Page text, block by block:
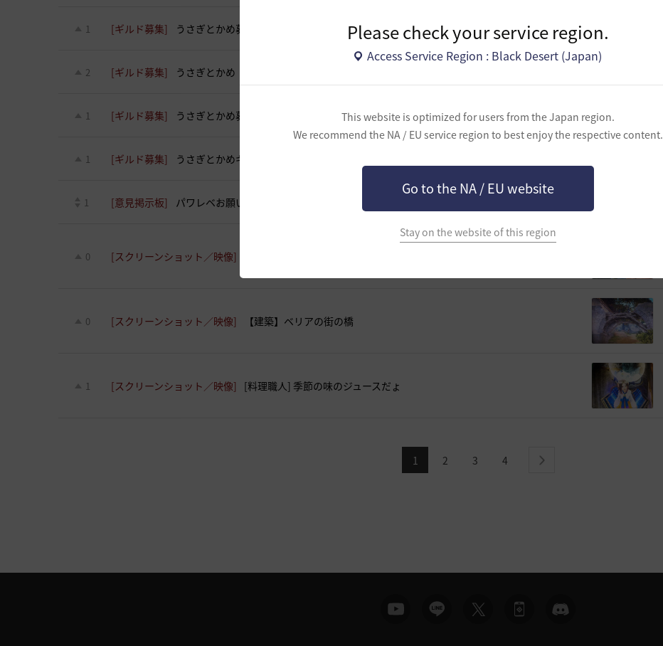
Please check your service region.
Access Service Region : Black Desert (Japan)
This website is optimized for users from the Japan region.
We recommend the NA / EU service region to best enjoy the respective content.
Go to the NA / EU website
Stay on the website of this region
[ギルド募集] うさぎとかめ募集です❗️
1
[ギルド募集] うさぎとかめ 仲間募集中^ ^
2
[ギルド募集] うさぎとかめ募集ですよ〜^ ^
1
[ギルド募集] うさぎとかめギルメン募集中だよ
1
[意見掲示板] パワレベお願い出来る方いますか？
1
[スクリーンショット／映像]
0
[スクリーンショット／映像] 【建築】ベリアの街の橋
0
[スクリーンショット／映像] [料理職人] 季節の味のジュースだょ
1
1 2 3 4 next